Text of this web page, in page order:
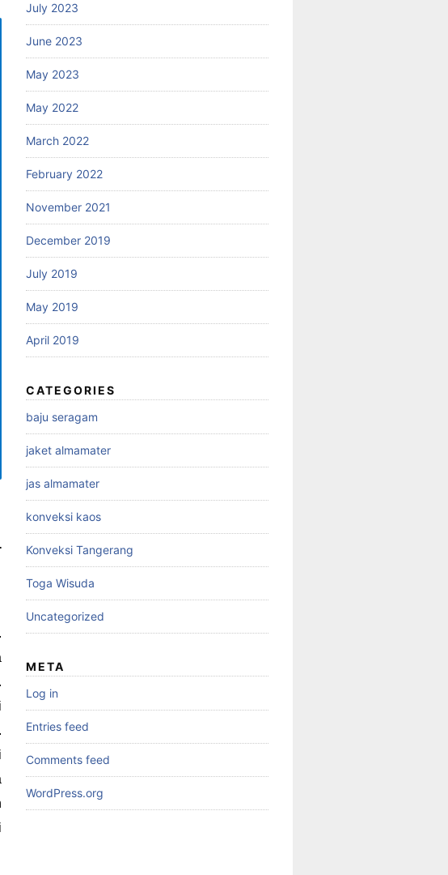
July 2023
June 2023
May 2023
May 2022
March 2022
February 2022
November 2021
December 2019
July 2019
May 2019
April 2019
CATEGORIES
baju seragam
jaket almamater
jas almamater
konveksi kaos
Konveksi Tangerang
Toga Wisuda
Uncategorized
META
Log in
Entries feed
Comments feed
WordPress.org